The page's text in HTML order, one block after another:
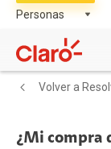
Volver a
¿Mi compra